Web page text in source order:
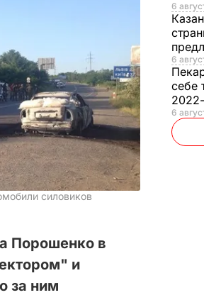
силовиков
Порошенко в
и
за ним
6
6
себе
6